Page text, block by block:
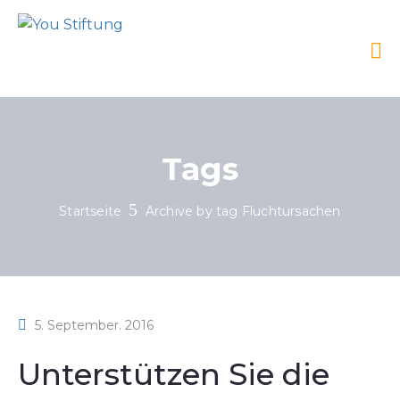
Tags
Startseite Archive by tag Fluchtursachen
5. September. 2016
Unterstützen Sie die